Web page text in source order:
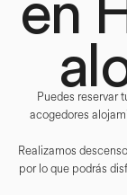
en
Puedes reservar
acogedores
Realizamos
por lo que podrás